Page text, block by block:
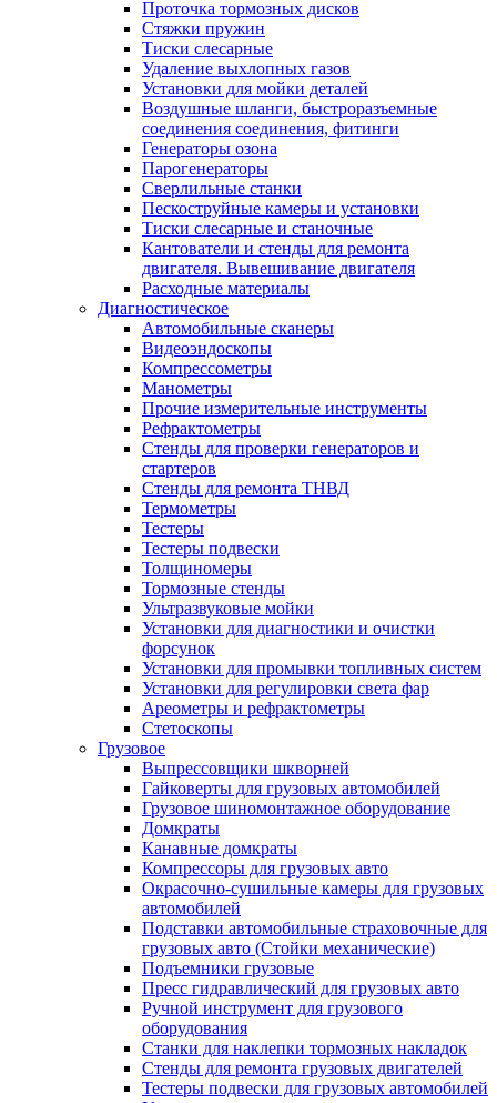
Проточка тормозных дисков
Стяжки пружин
Тиски слесарные
Удаление выхлопных газов
Установки для мойки деталей
Воздушные шланги, быстроразъемные
соединения соединения, фитинги
Генераторы озона
Парогенераторы
Сверлильные станки
Пескоструйные камеры и установки
Тиски слесарные и станочные
Кантователи и стенды для ремонта
двигателя. Вывешивание двигателя
Расходные материалы
Диагностическое
Автомобильные сканеры
Видеоэндоскопы
Компрессометры
Манометры
Прочие измерительные инструменты
Рефрактометры
Стенды для проверки генераторов и
стартеров
Стенды для ремонта ТНВД
Термометры
Тестеры
Тестеры подвески
Толщиномеры
Тормозные стенды
Ультразвуковые мойки
Установки для диагностики и очистки
форсунок
Установки для промывки топливных систем
Установки для регулировки света фар
Ареометры и рефрактометры
Стетоскопы
Грузовое
Выпрессовщики шкворней
Гайковерты для грузовых автомобилей
Грузовое шиномонтажное оборудование
Домкраты
Канавные домкраты
Компрессоры для грузовых авто
Окрасочно-сушильные камеры для грузовых
автомобилей
Подставки автомобильные страховочные для
грузовых авто (Стойки механические)
Подъемники грузовые
Пресс гидравлический для грузовых авто
Ручной инструмент для грузового
оборудования
Станки для наклепки тормозных накладок
Стенды для ремонта грузовых двигателей
Тестеры подвески для грузовых автомобилей